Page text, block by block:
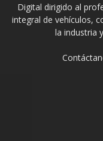
Digital dirigido al
integral de vehículos,
la industria